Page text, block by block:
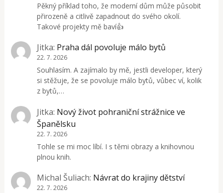
Pěkný příklad toho, že moderní dům může působit
přirozeně a citlivě zapadnout do svého okolí.
Takové projekty mě baví👍
Jitka: Praha dál povoluje málo bytů
22. 7. 2026
Souhlasím. A zajímalo by mě, jestli developer, který
si stěžuje, že se povoluje málo bytů, vůbec ví, kolik
z bytů,…
Jitka: Nový život pohraniční strážnice ve
Španělsku
22. 7. 2026
Tohle se mi moc líbí. I s těmi obrazy a knihovnou
plnou knih.
Michal Šuliach: Návrat do krajiny dětství
22. 7. 2026